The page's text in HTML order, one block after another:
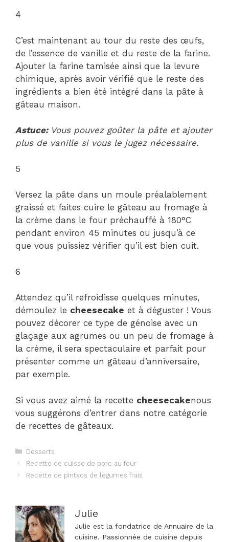
4
C’est maintenant au tour du reste des œufs,
de l’essence de vanille et du reste de la farine.
Ajouter la farine tamisée ainsi que la levure
chimique, après avoir vérifié que le reste des
ingrédients a bien été intégré dans la pâte à
gâteau maison.
Astuce:Vous pouvez goûter la pâte et ajouter
plus de vanille si vous le jugez nécessaire.
5
Versez la pâte dans un moule préalablement
graissé et faites cuire le gâteau au fromage à
la crème dans le four préchauffé à 180°C
pendant environ 45 minutes ou jusqu’à ce
que vous puissiez vérifier qu’il est bien cuit.
6
Attendez qu’il refroidisse quelques minutes,
démoulez le cheesecake et à déguster ! Vous
pouvez décorer ce type de génoise avec un
glaçage aux agrumes ou un peu de fromage à
la crème, il sera spectaculaire et parfait pour
présenter comme un gâteau d’anniversaire,
par exemple.
Si vous avez aimé la recette cheesecakenous
vous suggérons d’entrer dans notre catégorie
de recettes de gâteaux.
Catégories
Desserts
Navigation
des
Recette de cuisse de porc au four
Recette de pintxos de légumes frais
Julie
Julie est la fondatrice de Annuaire de la
cuisine. Passionnée de cuisine depuis